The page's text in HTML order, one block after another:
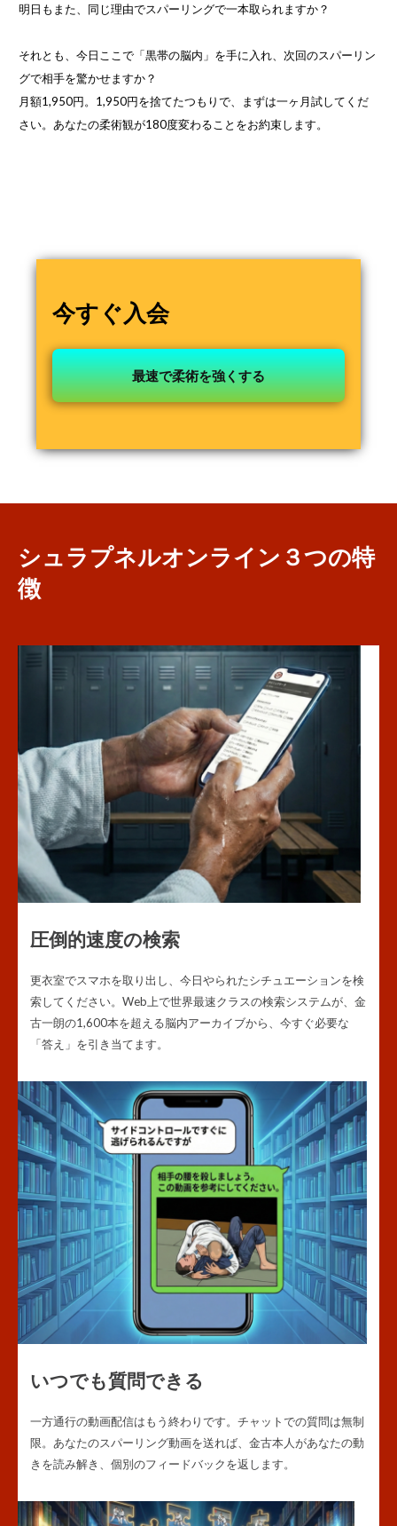
明日もまた、同じ理由でスパーリングで一本取られますか？
それとも、今日ここで「黒帯の脳内」を手に入れ、次回のスパーリン
グで相手を驚かせますか？
月額1,950円。1,950円を捨てたつもりで、まずは一ヶ月試してくだ
さい。あなたの柔術観が180度変わることをお約束します。
今すぐ入会
最速で柔術を強くする
シュラプネルオンライン３つの特
徴
圧倒的速度の検索
更衣室でスマホを取り出し、今日やられたシチュエーションを検
索してください。Web上で世界最速クラスの検索システムが、金
古一朗の1,600本を超える脳内アーカイブから、今すぐ必要な
「答え」を引き当てます。
いつでも質問できる
一方通行の動画配信はもう終わりです。チャットでの質問は無制
限。あなたのスパーリング動画を送れば、金古本人があなたの動
きを読み解き、個別のフィードバックを返します。